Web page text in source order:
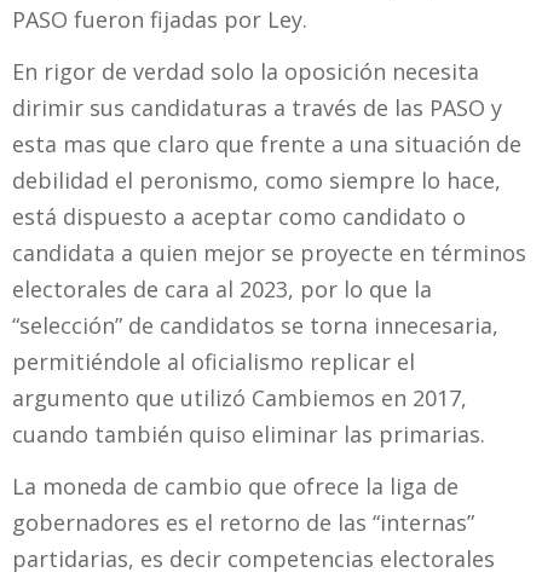
PASO fueron fijadas por Ley.
En rigor de verdad solo la oposición necesita
dirimir sus candidaturas a través de las PASO y
esta mas que claro que frente a una situación de
debilidad el peronismo, como siempre lo hace,
está dispuesto a aceptar como candidato o
candidata a quien mejor se proyecte en términos
electorales de cara al 2023, por lo que la
“selección” de candidatos se torna innecesaria,
permitiéndole al oficialismo replicar el
argumento que utilizó Cambiemos en 2017,
cuando también quiso eliminar las primarias.
La moneda de cambio que ofrece la liga de
gobernadores es el retorno de las “internas”
partidarias, es decir competencias electorales